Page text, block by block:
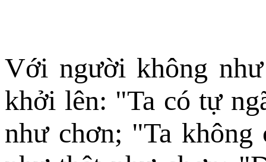
Với người không
khởi lên: "Ta có tự
như chơn; "Ta